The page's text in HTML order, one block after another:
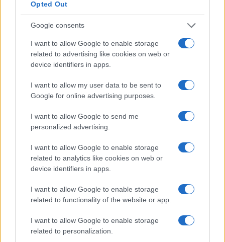
Opted Out
Google consents
I want to allow Google to enable storage
related to advertising like cookies on web or
device identifiers in apps.
I want to allow my user data to be sent to
Google for online advertising purposes.
I want to allow Google to send me
personalized advertising.
I want to allow Google to enable storage
related to analytics like cookies on web or
device identifiers in apps.
I want to allow Google to enable storage
related to functionality of the website or app.
I want to allow Google to enable storage
related to personalization.
SERVIZI PER LE AZIENDE